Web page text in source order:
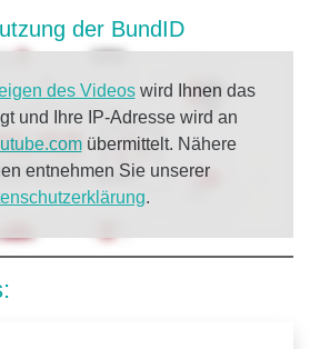
der BundID
des Videoswird Ihnen das
und Ihre IP-Adresse wird an
übermittelt. Nähere
entnehmen Sie unserer
.